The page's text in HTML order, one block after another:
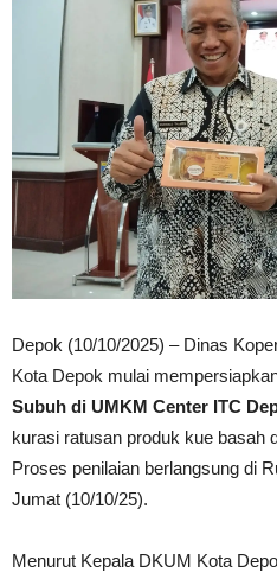
Depok (10/10/2025) – Dinas
Kota Depok mulai
Subuh di UMKM Center ITC
kurasi ratusan produk kue basah
Proses penilaian berlangsung di
Jumat (10/10/25).
Menurut Kepala DKUM Kota